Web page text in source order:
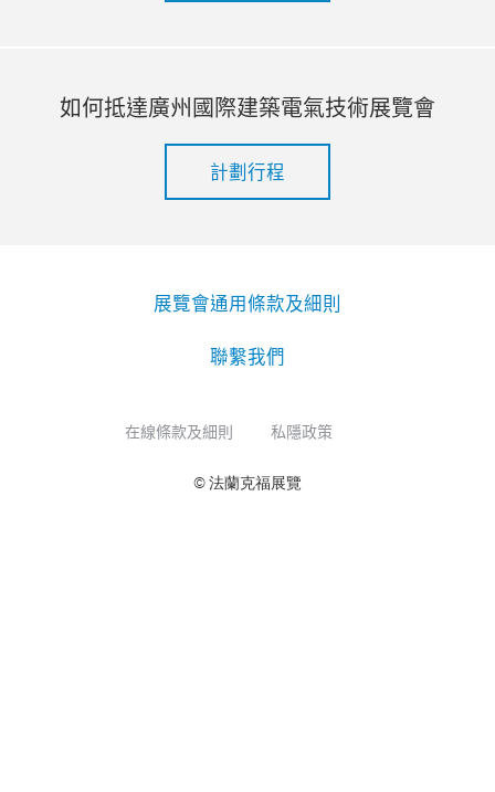
如何抵達廣州國際建築電氣技術展覽會
計劃行程
展覽會通用條款及細則
聯繫我們
在線條款及細則 私隱政策
© 法蘭克福展覽